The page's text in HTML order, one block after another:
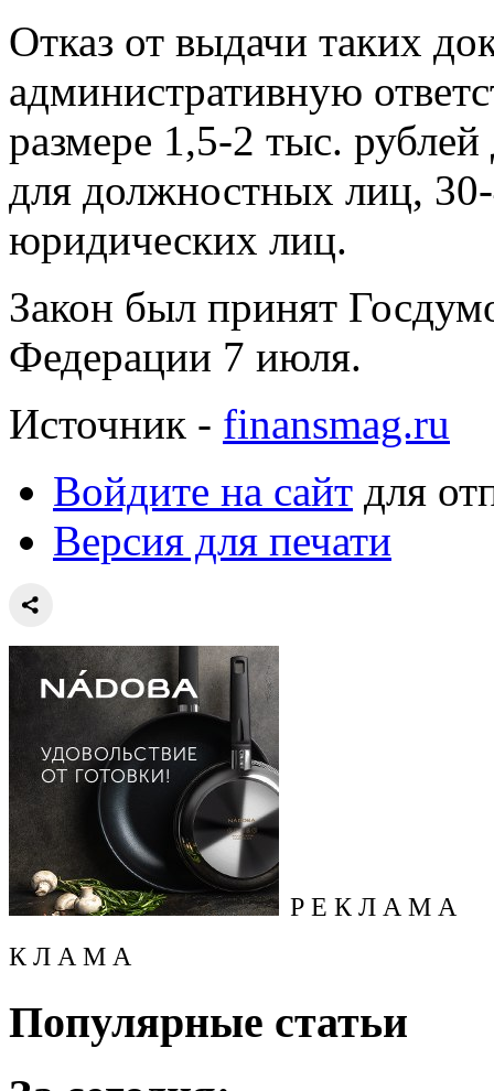
Отказ от выдачи таких
административную
размере 1,5-2 тыс.
для должностных лиц,
юридических лиц.
Закон был принят
Федерации 7 июля.
Источник - finansmag.ru
Войдите на сайт для
Версия для печати
Р Е К Л А М А
К Л А М А
Популярные статьи